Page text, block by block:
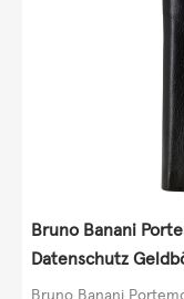
Bruno Banani
Datenschutz
Leder, schwarz
Bruno Banani